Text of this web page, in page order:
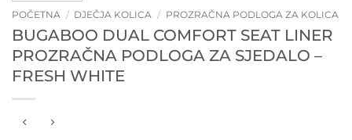
POČETNA / DJEČJA KOLICA / PROZRAČNA PODLOGA ZA KOLICA
BUGABOO DUAL COMFORT SEAT LINER
PROZRAČNA PODLOGA ZA SJEDALO –
FRESH WHITE